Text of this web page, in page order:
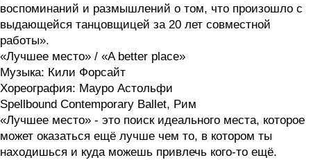
воспоминаний и размышлений о том, что произошло с
выдающейся танцовщицей за 20 лет совместной
работы».
«Лучшее место» / «A better place»
Музыка: Кили Форсайт
Хореография: Мауро Астольфи
Spellbound Contemporary Ballet, Рим
«Лучшее место» - это поиск идеального места, которое
может оказаться ещё лучше чем то, в котором ты
находишься и куда можешь привлечь кого-то ещё.